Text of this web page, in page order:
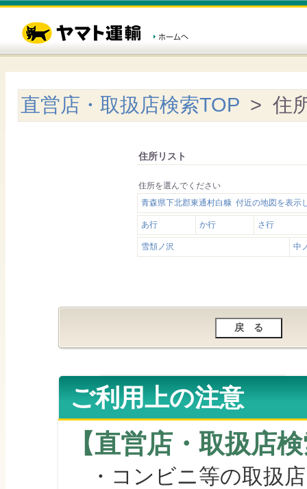
直営店・取扱店検索TOP > 住
住所リスト
住所を選んでください
青森県下北郡東通村白糠 付近の地図を表示
あ行 か行 さ行
雪頽ノ沢 中
ご利用上の注意
【直営店・取扱店
・コンビニ等の取扱